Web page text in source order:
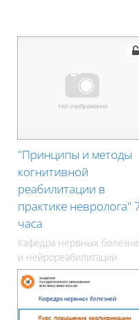
"Принципы и методы
когнитивной
реабилитации в
практике невролога"
часа
Кафедра нервных
и нейрореабилитации